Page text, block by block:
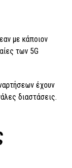
με κάποιον
των 5G
έχουν
διαστάσεις.